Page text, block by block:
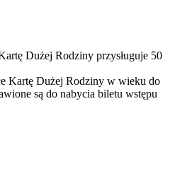
Dużej Rodziny przysługuje 50
Kartę Dużej Rodziny w wieku do
są do nabycia biletu wstępu